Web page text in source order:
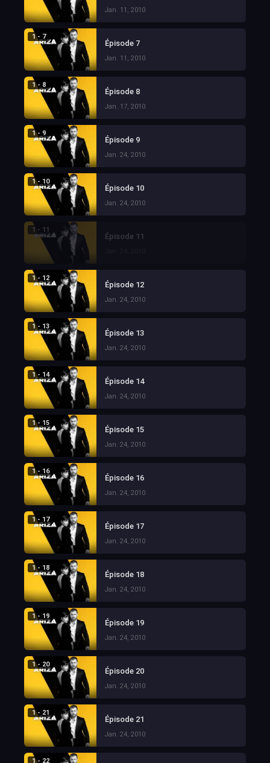
Jan. 11, 2010
1 - 7
Épisode 7
Jan. 11, 2010
1 - 8
Épisode 8
Jan. 17, 2010
1 - 9
Épisode 9
Jan. 24, 2010
1 - 10
Épisode 10
Jan. 24, 2010
1 - 11
Épisode 11
1 - 12
Épisode 12
Jan. 24, 2010
1 - 13
Épisode 13
Jan. 24, 2010
1 - 14
Épisode 14
Jan. 24, 2010
1 - 15
Épisode 15
Jan. 24, 2010
1 - 16
Épisode 16
Jan. 24, 2010
1 - 17
Épisode 17
Jan. 24, 2010
1 - 18
Épisode 18
Jan. 24, 2010
1 - 19
Épisode 19
Jan. 24, 2010
1 - 20
Épisode 20
Jan. 24, 2010
1 - 21
Épisode 21
Jan. 24, 2010
1 - 22